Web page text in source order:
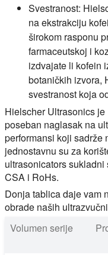
Svestranost:
na ekstrakciju
širokom rasponu
farmaceutskoj i
izdvajate li kofein
botaničkih izvora,
svestranost koja
Hielscher Ultrasonics
poseban naglasak na
performansi koji sadrže
jednostavnu su za
ultrasonicators
CSA i RoHs.
Donja tablica daje vam
obrade naših
Volumen serije